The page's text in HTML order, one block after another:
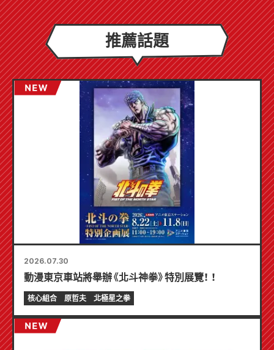
推薦話題
2026.07.30
動漫東京車站將舉辦《北斗神拳》特別展覽！ ！
核心組合 原哲夫 北極星之拳